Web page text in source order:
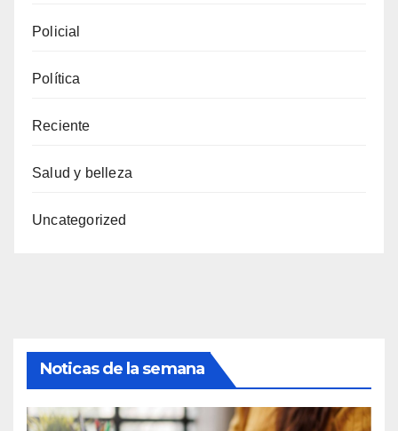
Policial
Política
Reciente
Salud y belleza
Uncategorized
Noticas de la semana